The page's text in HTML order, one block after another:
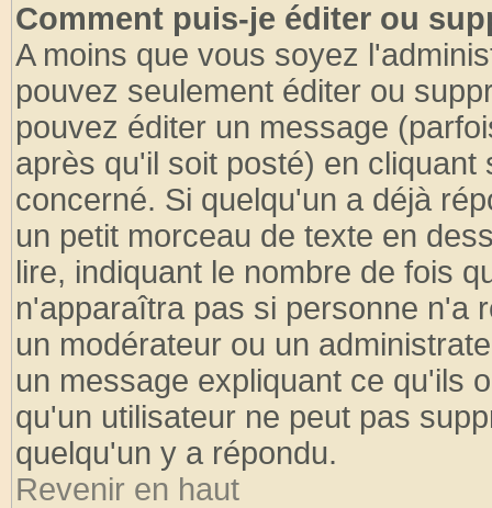
Comment puis-je éditer ou
A moins que vous soyez
pouvez seulement éditer ou
pouvez éditer un message
après qu'il soit posté) en
concerné. Si quelqu'un a déjà
un petit morceau de texte en
lire, indiquant le nombre de fois
n'apparaîtra pas si personne n'a
un modérateur ou un
un message expliquant ce qu'ils
qu'un utilisateur ne peut pas
quelqu'un y a répondu.
Revenir en haut